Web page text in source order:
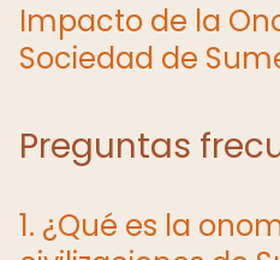
Impacto de la
Sociedad de
Preguntas
1. ¿Qué es la